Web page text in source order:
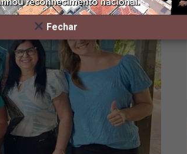
Fechar